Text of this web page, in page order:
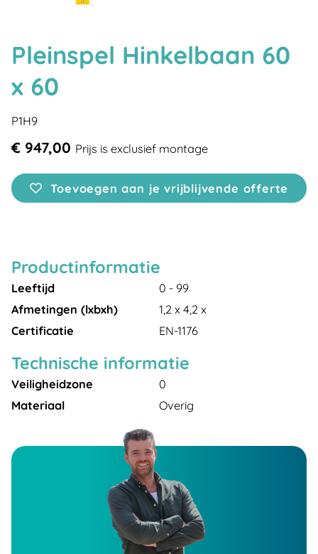
Pleinspel Hinkelbaan 60
x 60
P1H9
€ 947,00 Prijs is exclusief montage
Toevoegen aan je vrijblijvende offerte
Productinformatie
Leeftijd
0 - 99
Afmetingen (lxbxh)
1,2 x 4,2 x
Certificatie
EN-1176
Technische informatie
Veiligheidzone
0
Materiaal
Overig